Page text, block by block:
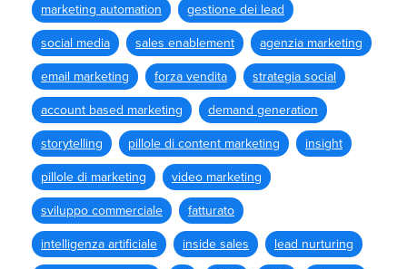
marketing automation gestione dei lead
social media sales enablement agenzia marketing
email marketing forza vendita strategia social
account based marketing demand generation
storytelling pillole di content marketing insight
pillole di marketing video marketing
sviluppo commerciale fatturato
intelligenza artificiale inside sales lead nurturing